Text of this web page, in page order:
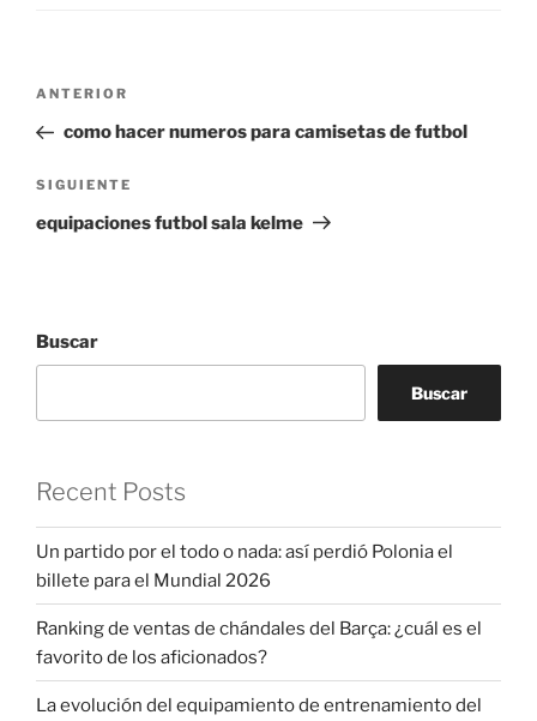
Navegación
entradas
Entrada
anterior:
ANTERIOR
como hacer numeros para camisetas de futbol
Siguiente
entrada
SIGUIENTE
equipaciones futbol sala kelme
Buscar
Buscar
Recent Posts
Un partido por el todo o nada: así perdió Polonia el
billete para el Mundial 2026
Ranking de ventas de chándales del Barça: ¿cuál es el
favorito de los aficionados?
La evolución del equipamiento de entrenamiento del